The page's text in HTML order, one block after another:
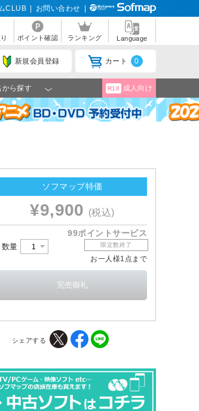
CLUB お問い合わせ
ポイント確認 ランキング Language
新規会員登録 カート 0
から探す R18 成人向け
ソフマップ特価
¥9,900 (税込)
99ポイントサービス
数量 限定数終了
お一人様1点まで
シェアする